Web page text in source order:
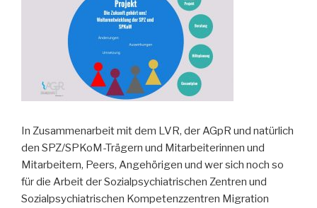
In Zusammenarbeit mit dem LVR, der AGpR und natürlich
den SPZ/SPKoM-Trägern und Mitarbeiterinnen und
Mitarbeitern, Peers, Angehörigen und wer sich noch so
für die Arbeit der Sozialpsychiatrischen Zentren und
Sozialpsychiatrischen Kompetenzzentren Migration